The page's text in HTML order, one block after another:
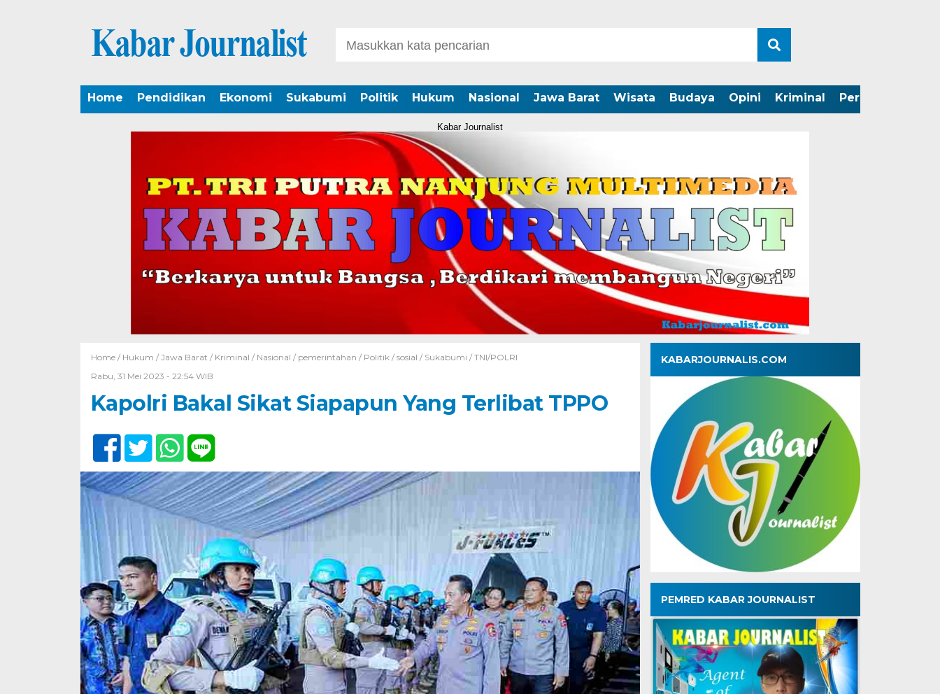
Home Pendidikan Ekonomi Sukabumi Politik Hukum Nasional Jawa Barat Wisata Budaya Opini Kriminal Peristiwa
Kabar Journalist
Home / Hukum / Jawa Barat / Kriminal / Nasional / pemerintahan / Politik/ sosial / Sukabumi / TNI/POLRI
Rabu, 31 Mei 2023 - 22:54 WIB
Kapolri Bakal Sikat Siapapun Yang Terlibat TPPO
KABARJOURNALIS.COM
PEMRED KABAR JOURNALIST